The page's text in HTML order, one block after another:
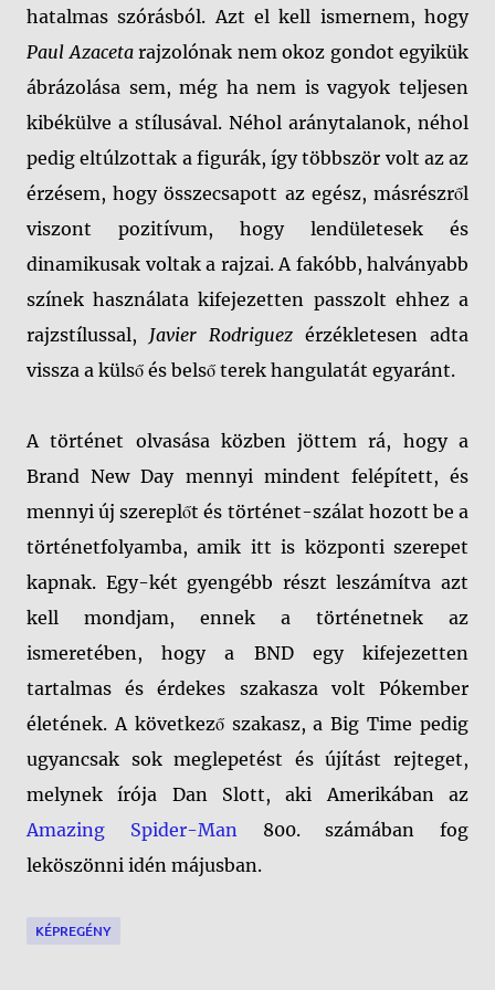
hatalmas szórásból. Azt el kell ismernem, hogy
Paul Azacetarajzolónak nem okoz gondot egyikük
ábrázolása sem, még ha nem is vagyok teljesen
kibékülve a stílusával. Néhol aránytalanok, néhol
pedig eltúlzottak a figurák, így többször volt az az
érzésem, hogy összecsapott az egész, másrészről
viszont pozitívum, hogy lendületesek és
dinamikusak voltak a rajzai. A fakóbb, halványabb
színek használata kifejezetten passzolt ehhez a
rajzstílussal, Javier Rodriguez érzékletesen adta
vissza a külső és belső terek hangulatát egyaránt.
A történet olvasása közben jöttem rá, hogy a
Brand New Day mennyi mindent felépített, és
mennyi új szereplőt és történet-szálat hozott be a
történetfolyamba, amik itt is központi szerepet
kapnak. Egy-két gyengébb részt leszámítva azt
kell mondjam, ennek a történetnek az
ismeretében, hogy a BND egy kifejezetten
tartalmas és érdekes szakasza volt Pókember
életének. A következő szakasz, a Big Time pedig
ugyancsak sok meglepetést és újítást rejteget,
melynek írója Dan Slott, aki Amerikában az
Amazing Spider-Man 800. számában fog
leköszönni idén májusban.
KÉPREGÉNY